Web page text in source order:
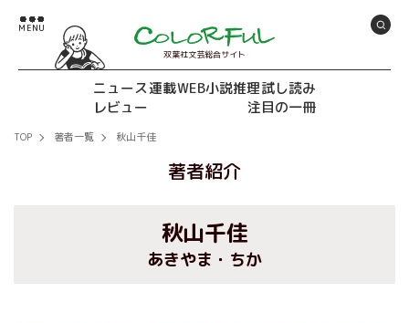
双葉社文芸総合サイト
ニュース連載WEB小説推理試し読み
レビュー
注目の一冊
TOP 著者一覧 秋山千佳
著者紹介
秋山千佳
あきやま・ちか